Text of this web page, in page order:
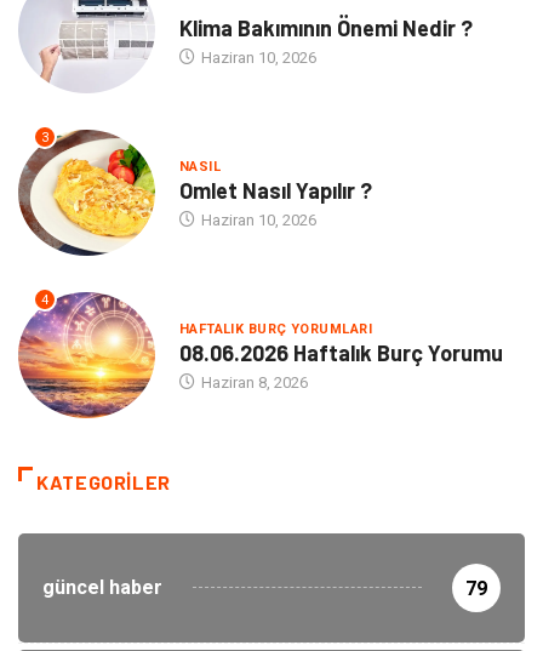
Klima Bakımının Önemi Nedir ?
Haziran 10, 2026
3
NASIL
Omlet Nasıl Yapılır ?
Haziran 10, 2026
4
HAFTALIK BURÇ YORUMLARI
08.06.2026 Haftalık Burç Yorumu
Haziran 8, 2026
KATEGORILER
güncel haber 79